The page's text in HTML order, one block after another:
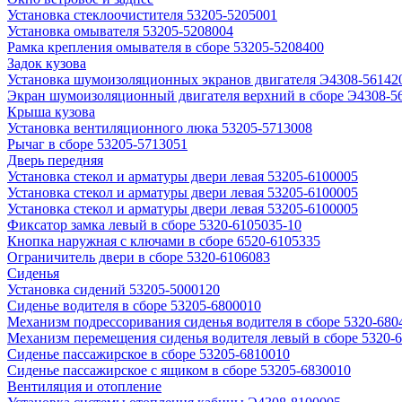
Установка стеклоочистителя 53205-5205001
Установка омывателя 53205-5208004
Рамка крепления омывателя в сборе 53205-5208400
Задок кузова
Установка шумоизоляционных экранов двигателя Э4308-
Экран шумоизоляционный двигателя верхний в сборе Э4308-
Крыша кузова
Установка вентиляционного люка 53205-5713008
Рычаг в сборе 53205-5713051
Дверь передняя
Установка стекол и арматуры двери левая 53205-6100005
Установка стекол и арматуры двери левая 53205-6100005
Установка стекол и арматуры двери левая 53205-6100005
Фиксатор замка левый в сборе 5320-6105035-10
Кнопка наружная с ключами в сборе 6520-6105335
Ограничитель двери в сборе 5320-6106083
Сиденья
Установка сидений 53205-5000120
Сиденье водителя в сборе 53205-6800010
Механизм подрессоривания сиденья водителя в сборе 5320-
Механизм перемещения сиденья водителя левый в сборе 5320-
Сиденье пассажирское в сборе 53205-6810010
Сиденье пассажирское с ящиком в сборе 53205-6830010
Вентиляция и отопление